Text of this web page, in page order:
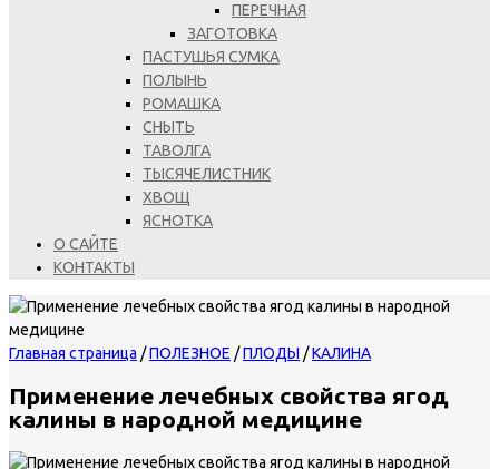
ПЕРЕЧНАЯ
ЗАГОТОВКА
ПАСТУШЬЯ СУМКА
ПОЛЫНЬ
РОМАШКА
СНЫТЬ
ТАВОЛГА
ТЫСЯЧЕЛИСТНИК
ХВОЩ
ЯСНОТКА
О САЙТЕ
КОНТАКТЫ
Главная страница /ПОЛЕЗНОЕ /ПЛОДЫ /КАЛИНА
Применение лечебных свойства ягод
калины в народной медицине